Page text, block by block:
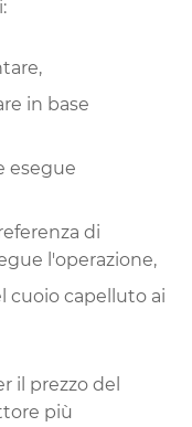
in base
esegue
di
l'operazione,
cuoio capelluto ai
il prezzo del
più